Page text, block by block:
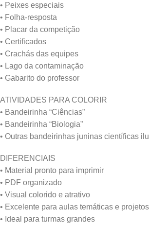
• Peixes especiais
• Folha-resposta
• Placar da competição
• Certificados
• Crachás das equipes
• Lago da contaminação
• Gabarito do professor
ATIVIDADES PARA COLORIR
• Bandeirinha “Ciências”
• Bandeirinha “Biologia”
• Outras bandeirinhas juninas científicas
DIFERENCIAIS
• Material pronto para imprimir
• PDF organizado
• Visual colorido e atrativo
• Excelente para aulas temáticas e projetos
• Ideal para turmas grandes